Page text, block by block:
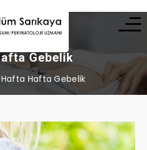
Gebelik
Hafta Hafta Gebelik